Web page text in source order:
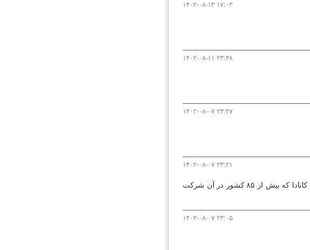
۱۴۰۲-۰۸-۱۳ ۱۷:۰۳
۱۴۰۲-۰۸-۱۱ ۲۳:۳۸
۱۴۰۲-۰۸-۰۷ ۲۳:۲۷
۱۴۰۲-۰۸-۰۷ ۲۳:۲۱
موفقیت مخترع ایرانی خانم مهندس الهه عابدینی در هشتمین دوره نمایشگاه و مسابقات بین المللی ICAN کانادا که بیش از ۸۵ کشور در آن شرکت
۱۴۰۲-۰۸-۰۷ ۲۳:۰۵